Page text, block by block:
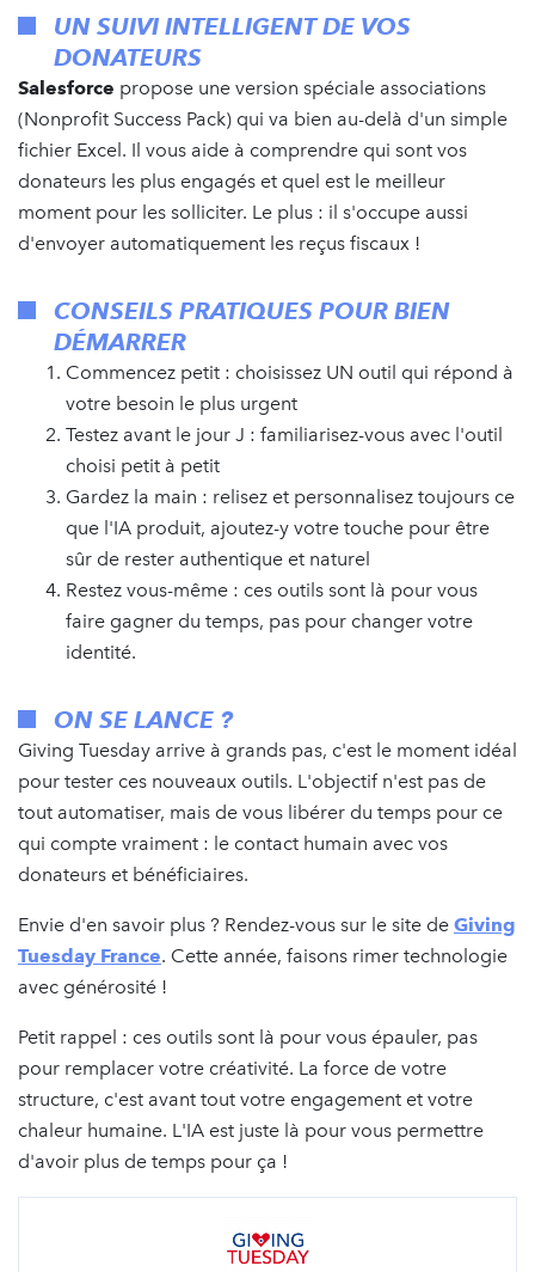
UN SUIVI INTELLIGENT DE VOS
DONATEURS
Salesforce propose une version spéciale associations
(Nonprofit Success Pack) qui va bien au-delà d'un simple
fichier Excel. Il vous aide à comprendre qui sont vos
donateurs les plus engagés et quel est le meilleur
moment pour les solliciter. Le plus : il s'occupe aussi
d'envoyer automatiquement les reçus fiscaux !
CONSEILS PRATIQUES POUR BIEN
DÉMARRER
Commencez petit : choisissez UN outil qui répond à
votre besoin le plus urgent
Testez avant le jour J : familiarisez-vous avec l'outil
choisi petit à petit
Gardez la main : relisez et personnalisez toujours ce
que l'IA produit, ajoutez-y votre touche pour être
sûr de rester authentique et naturel
Restez vous-même : ces outils sont là pour vous
faire gagner du temps, pas pour changer votre
identité.
ON SE LANCE ?
Giving Tuesday arrive à grands pas, c'est le moment idéal
pour tester ces nouveaux outils. L'objectif n'est pas de
tout automatiser, mais de vous libérer du temps pour ce
qui compte vraiment : le contact humain avec vos
donateurs et bénéficiaires.
Envie d'en savoir plus ? Rendez-vous sur le site de Giving
Tuesday France. Cette année, faisons rimer technologie
avec générosité !
Petit rappel : ces outils sont là pour vous épauler, pas
pour remplacer votre créativité. La force de votre
structure, c'est avant tout votre engagement et votre
chaleur humaine. L'IA est juste là pour vous permettre
d'avoir plus de temps pour ça !